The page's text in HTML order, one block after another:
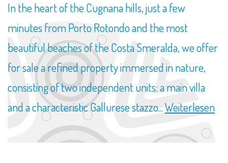
In the heart of the Cugnana hills, just a few
minutes from Porto Rotondo and the most
beautiful beaches of the Costa Smeralda, we offer
for sale a refined property immersed in nature,
consisting of two independent units: a main villa
and a characteristic Gallurese stazzo...Weiterlesen